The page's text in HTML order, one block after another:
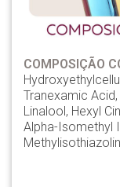
COMPOSIÇÃO
Tranexamic Acid,
Linalool, Hexyl
Alpha-Isomethyl